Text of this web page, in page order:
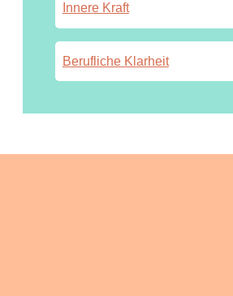
Innere Kraft
Berufliche Klarheit